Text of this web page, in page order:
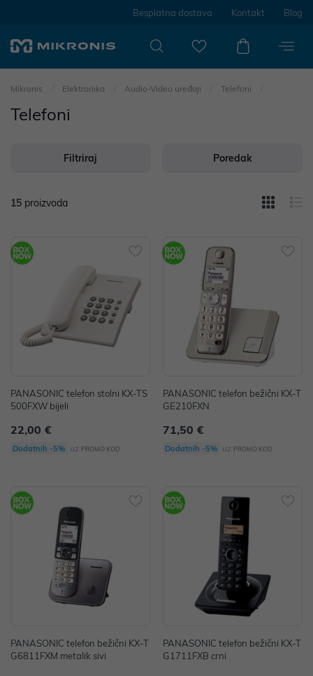
Besplatna dostava Kontakt Blog
Mikronis Elektronika Audio-Video uređaji Telefoni
Telefoni
Filtriraj Poredak
15 proizvoda
PANASONIC telefon stolni KX-TS
500FXW bijeli
22,00 €
Dodatnih -5% uz PROMO KOD
PANASONIC telefon bežični KX-T
GE210FXN
71,50 €
Dodatnih -5% uz PROMO KOD
PANASONIC telefon bežični KX-T
G6811FXM metalik sivi
PANASONIC telefon bežični KX-T
G1711FXB crni